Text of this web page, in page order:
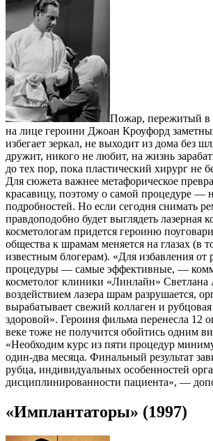
Пожар, пережитый в
на лице героини Джоан Кроуфорд
избегает зеркал, не выходит из дома без
дружит, никого не любит, на жизнь
до тех пор, пока пластический хирург не
Для сюжета важнее метафорическое
красавицу, поэтому о самой процедуре —
подробностей. Но если сегодня снимать
правдоподобно будет выглядеть лазерная
косметологам придется героиню
общества к шрамам меняется на глазах (в
известным блогерам). «Для избавления от
процедуры — самые эффективные, —
косметолог клиники «Линлайн»
воздействием лазера шрам разрушается,
вырабатывает свежий коллаген и
здоровой». Героиня фильма перенесла 12
веке тоже не получится обойтись одним
«Необходим курс из пяти процедур
один-два месяца. Финальный результат
рубца, индивидуальных особенностей
дисциплинированности пациента», —
«Имплантаторы» (1997)